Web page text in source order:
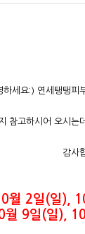
하세요:) 연세탱탱피
참고하시어 오시는
감사
월 2일(일),
월 9일(일),